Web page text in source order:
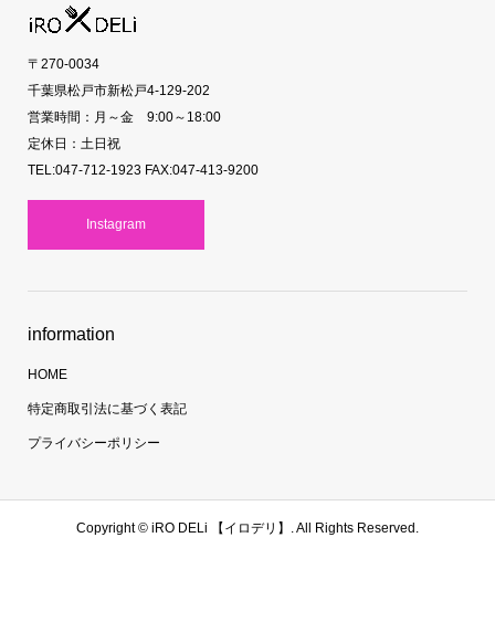
〒270-0034
千葉県松戸市新松戸4-129-202
営業時間：月～金 9:00～18:00
定休日：土日祝
TEL:047-712-1923 FAX:047-413-9200
Instagram
information
HOME
特定商取引法に基づく表記
プライバシーポリシー
Copyright © iRO DELi 【イロデリ】. All Rights Reserved.